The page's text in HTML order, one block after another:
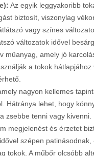
Az egyik leggyakoribb
biztosít, viszonylag
vagy színes
változatok idővel
műanyag, amely jó
a tokok
nagyon kellemes
Hátránya lehet, hogy
zsebbe tenni vagy kivenni.
megjelenést és érzetet
szépen
tokok. A műbőr olcsóbb